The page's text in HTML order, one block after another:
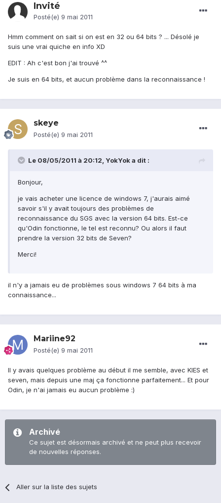
Invité
Posté(e) 9 mai 2011
Hmm comment on sait si on est en 32 ou 64 bits ? ... Désolé je
suis une vrai quiche en info XD
EDIT : Ah c'est bon j'ai trouvé ^^
Je suis en 64 bits, et aucun problème dans la reconnaissance !
skeye
Posté(e) 9 mai 2011
Le 08/05/2011 à 20:12, YokYok a dit :
Bonjour,
je vais acheter une licence de windows 7, j'aurais aimé
savoir s'il y avait toujours des problèmes de
reconnaissance du SGS avec la version 64 bits. Est-ce
qu'Odin fonctionne, le tel est reconnu? Ou alors il faut
prendre la version 32 bits de Seven?
Merci!
il n'y a jamais eu de problèmes sous windows 7 64 bits à ma
connaissance...
Mariine92
Posté(e) 9 mai 2011
Il y avais quelques problème au début il me semble, avec KIES et
seven, mais depuis une maj ça fonctionne parfaitement... Et pour
Odin, je n'ai jamais eu aucun problème :)
Archivé
Ce sujet est désormais archivé et ne peut plus recevoir
de nouvelles réponses.
Aller sur la liste des sujets